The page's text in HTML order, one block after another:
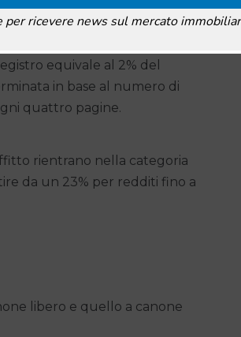
equivale al 2% del
in base al numero di
quattro pagine.
rientrano nella categoria
da un 23% per redditi fino a
libero e quello a canone
ricevere news sul mercato